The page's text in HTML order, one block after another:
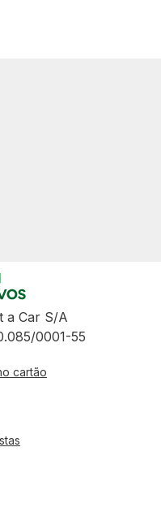
a Car S/A
0001-55
cartão